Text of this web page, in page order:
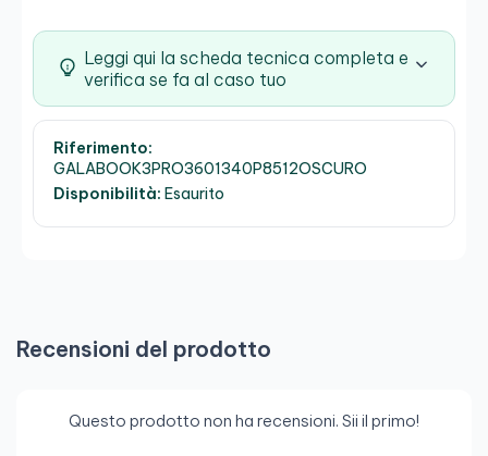
Leggi qui la scheda tecnica completa e
verifica se fa al caso tuo
Riferimento:
GALABOOK3PRO3601340P8512OSCURO
Disponibilità: Esaurito
Recensioni del prodotto
Questo prodotto non ha recensioni. Sii il primo!